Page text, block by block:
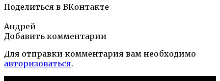
Поделиться в ВКонтакте
Андрей
Добавить комментарии
Для отправки комментария вам необходимо
авторизоваться.